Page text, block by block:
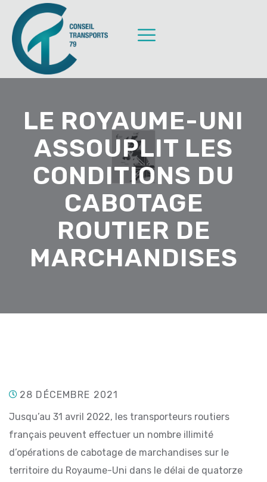
LE ROYAUME-UNI
ASSOUPLIT LES
CONDITIONS DU
CABOTAGE
ROUTIER DE
MARCHANDISES
28 DÉCEMBRE 2021
Jusqu’au 31 avril 2022, les transporteurs routiers
français peuvent effectuer un nombre illimité
d’opérations de cabotage de marchandises sur le
territoire du Royaume-Uni dans le délai de quatorze